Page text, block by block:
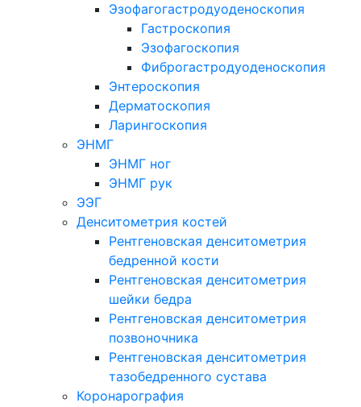
Эзофагогастродуоденоскопия
Гастроскопия
Эзофагоскопия
Фиброгастродуоденоскопия
Энтероскопия
Дерматоскопия
Ларингоскопия
ЭНМГ
ЭНМГ ног
ЭНМГ рук
ЭЭГ
Денситометрия костей
Рентгеновская денситометрия
бедренной кости
Рентгеновская денситометрия
шейки бедра
Рентгеновская денситометрия
позвоночника
Рентгеновская денситометрия
тазобедренного сустава
Коронарография